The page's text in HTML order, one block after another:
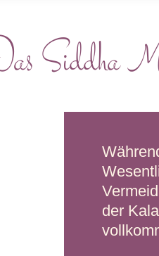
Siddha
der